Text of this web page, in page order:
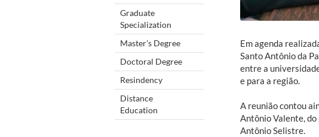
Graduate
Specialization
Master's Degree
Doctoral Degree
Resindency
Distance
Education
Em agenda
Santo Antônio da
entre a
e para a região.
A reunião contou
Antônio Valente,
Antônio Selistre.